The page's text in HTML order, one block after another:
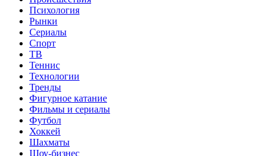
Психология
Рынки
Сериалы
Спорт
ТВ
Теннис
Технологии
Тренды
Фигурное катание
Фильмы и сериалы
Футбол
Хоккей
Шахматы
Шоу-бизнес